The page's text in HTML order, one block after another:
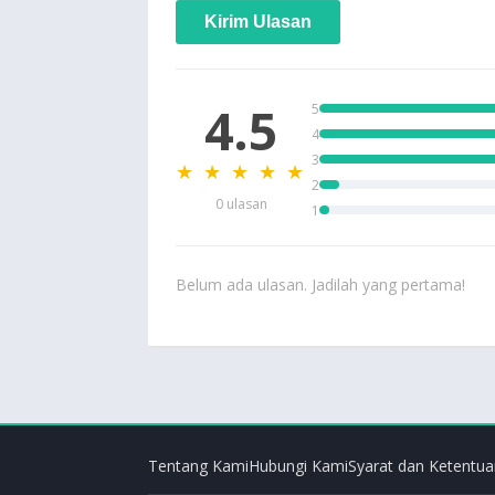
Kirim Ulasan
4.5
★ ★ ★ ★ ★
0 ulasan
5
4
3
2
1
Belum ada ulasan. Jadilah yang pertama!
Tentang KamiHubungi KamiSyarat dan